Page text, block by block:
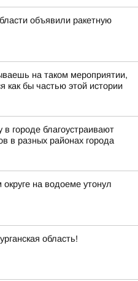
объявили ракетную
на таком мероприятии,
как бы частью этой истории
в городе благоустраивают
в разных районах города
на водоеме утонул
область!